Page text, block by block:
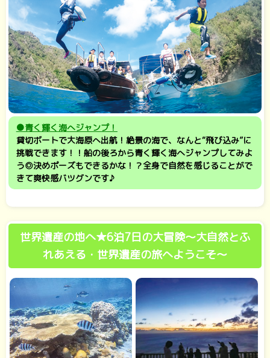
●青く輝く海へジャンプ！
貸切ボートで大海原へ出航！絶景の海で、なんと“飛び込み”に
挑戦できます！！船の後ろから青く輝く海へジャンプしてみよ
う◎決めポーズもできるかな！？全身で自然を感じることがで
きて爽快感バツグンです♪
世界遺産の地へ★6泊7日の大冒険～大自然とふ
れあえる・世界遺産の旅へようこそ～